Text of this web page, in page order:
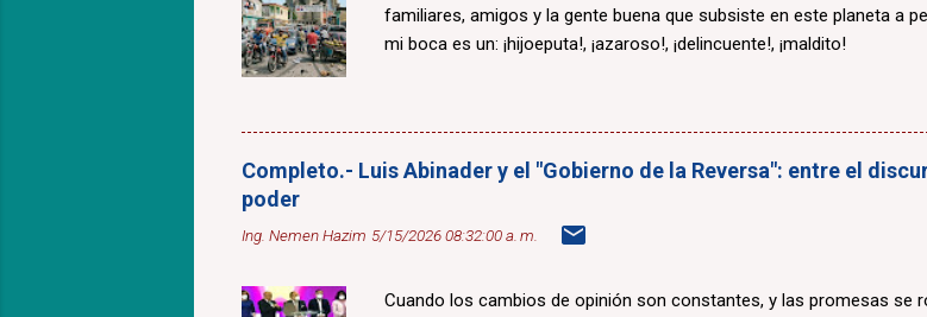
familiares, amigos y la gente buena que subsiste en este planeta a
mi boca es un: ¡hijoeputa!, ¡azaroso!, ¡delincuente!, ¡maldito!
Completo.- Luis Abinader y el "Gobierno de la Reversa": entre el
poder
Ing. Nemen Hazim 5/15/2026 08:32:00 a. m.
Cuando los cambios de opinión son constantes, y las promesas se